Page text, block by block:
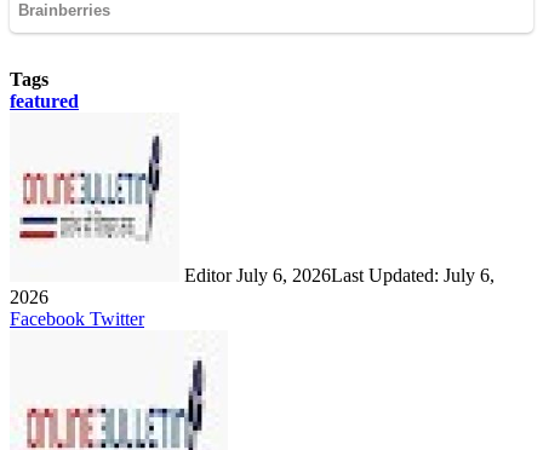
Tags
featured
Editor July 6, 2026Last Updated: July 6,
2026
Facebook TwitterLinkedIn
Share
Print